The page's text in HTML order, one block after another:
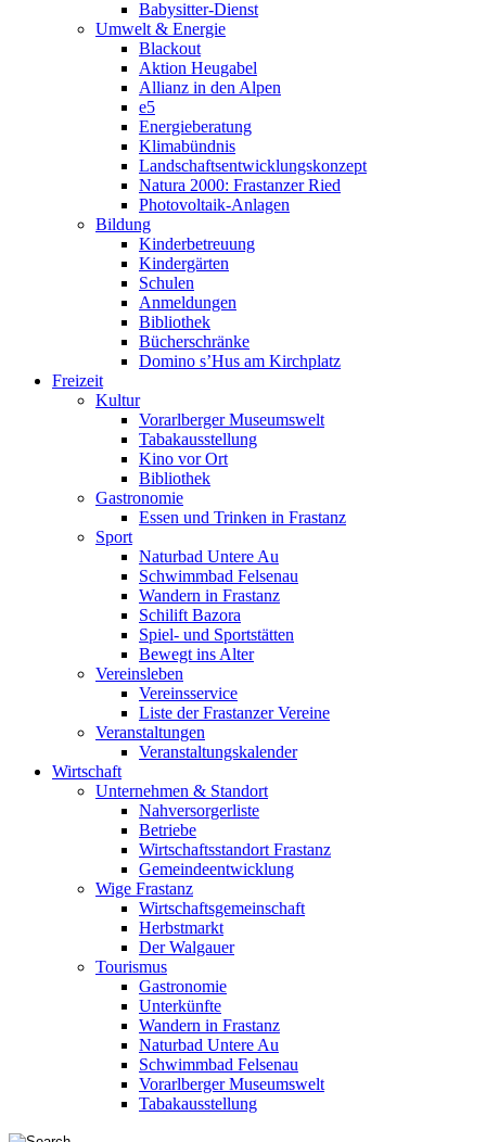
Babysitter-Dienst
Umwelt & Energie
Blackout
Aktion Heugabel
Allianz in den Alpen
e5
Energieberatung
Klimabündnis
Landschaftsentwicklungskonzept
Natura 2000: Frastanzer Ried
Photovoltaik-Anlagen
Bildung
Kinderbetreuung
Kindergärten
Schulen
Anmeldungen
Bibliothek
Bücherschränke
Domino s’Hus am Kirchplatz
Freizeit
Kultur
Vorarlberger Museumswelt
Tabakausstellung
Kino vor Ort
Bibliothek
Gastronomie
Essen und Trinken in Frastanz
Sport
Naturbad Untere Au
Schwimmbad Felsenau
Wandern in Frastanz
Schilift Bazora
Spiel- und Sportstätten
Bewegt ins Alter
Vereinsleben
Vereinsservice
Liste der Frastanzer Vereine
Veranstaltungen
Veranstaltungskalender
Wirtschaft
Unternehmen & Standort
Nahversorgerliste
Betriebe
Wirtschaftsstandort Frastanz
Gemeindeentwicklung
Wige Frastanz
Wirtschaftsgemeinschaft
Herbstmarkt
Der Walgauer
Tourismus
Gastronomie
Unterkünfte
Wandern in Frastanz
Naturbad Untere Au
Schwimmbad Felsenau
Vorarlberger Museumswelt
Tabakausstellung